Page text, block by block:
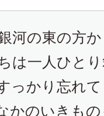
河の東の方
は一人ひと
っかり忘れ
かのいきも